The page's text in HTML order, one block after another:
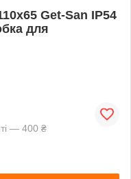
Get-San IP54
для
— 400 ₴